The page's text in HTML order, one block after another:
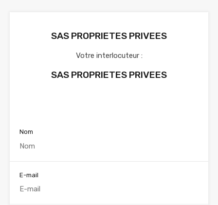
SAS PROPRIETES PRIVEES
Votre interlocuteur :
SAS PROPRIETES PRIVEES
Nom
E-mail